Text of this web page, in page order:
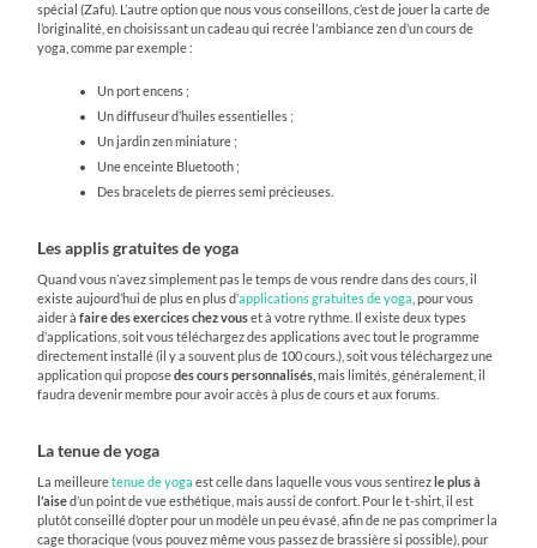
spécial (Zafu). L’autre option que nous vous conseillons, c’est de jouer la carte de
l’originalité, en choisissant un cadeau qui recrée l’ambiance zen d’un cours de
yoga, comme par exemple :
Un port encens ;
Un diffuseur d’huiles essentielles ;
Un jardin zen miniature ;
Une enceinte Bluetooth ;
Des bracelets de pierres semi précieuses.
Les applis gratuites de yoga
Quand vous n’avez simplement pas le temps de vous rendre dans des cours, il
existe aujourd’hui de plus en plus d’applications gratuites de yoga , pour vous
aider àfairedes exercices chez vouset à votre rythme. Il existe deux types
d’applications, soit vous téléchargez des applications avec tout le programme
directement installé (il y a souvent plus de 100 cours.), soit vous téléchargez une
application qui proposedes cours personnalisés, mais limités, généralement, il
faudra devenir membre pour avoir accès à plus de cours et aux forums.
La tenue de yoga
La meilleuretenue de yoga est celle dans laquelle vous vous sentirezle plus à
l’aised’un point de vue esthétique, mais aussi de confort. Pour le t-shirt, il est
plutôt conseillé d’opter pour un modèle un peu évasé, afin de ne pas comprimer la
cage thoracique (vous pouvez même vous passez de brassière si possible), pour